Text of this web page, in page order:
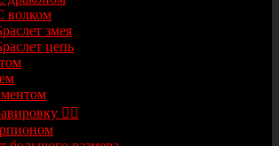
волком
змея
цепь
✍🏻